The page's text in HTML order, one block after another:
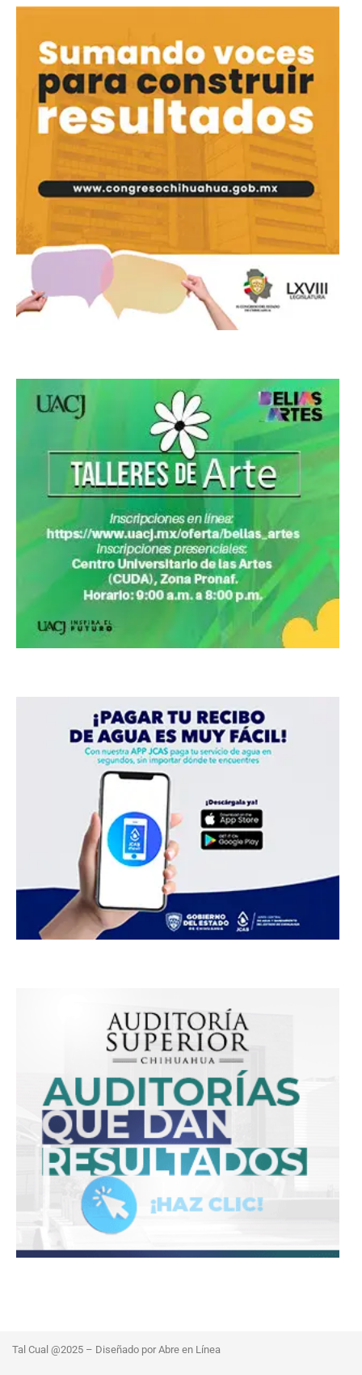
Tal Cual @2025 – Diseñado por Abre en Línea